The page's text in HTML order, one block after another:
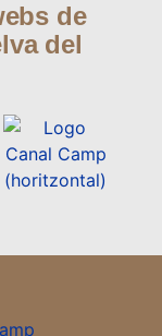
de
del